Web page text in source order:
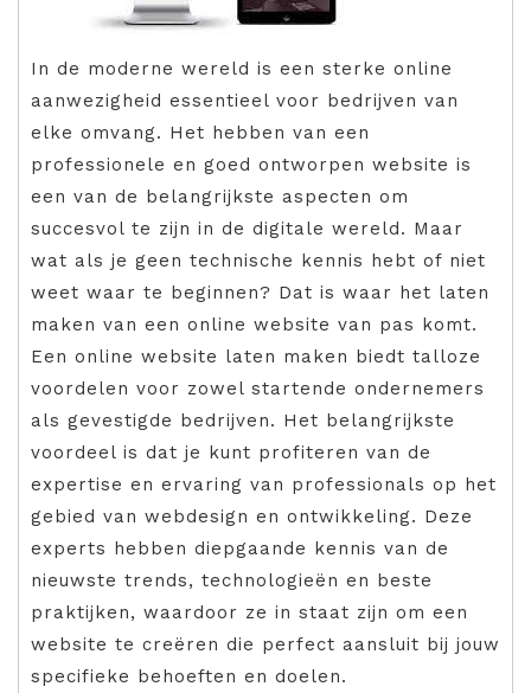
In de moderne wereld is een sterke online
aanwezigheid essentieel voor bedrijven van
elke omvang. Het hebben van een
professionele en goed ontworpen website is
een van de belangrijkste aspecten om
succesvol te zijn in de digitale wereld. Maar
wat als je geen technische kennis hebt of niet
weet waar te beginnen? Dat is waar het laten
maken van een online website van pas komt.
Een online website laten maken biedt talloze
voordelen voor zowel startende ondernemers
als gevestigde bedrijven. Het belangrijkste
voordeel is dat je kunt profiteren van de
expertise en ervaring van professionals op het
gebied van webdesign en ontwikkeling. Deze
experts hebben diepgaande kennis van de
nieuwste trends, technologieën en beste
praktijken, waardoor ze in staat zijn om een
website te creëren die perfect aansluit bij jouw
specifieke behoeften en doelen.